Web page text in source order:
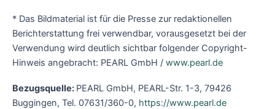
* Das Bildmaterial ist für die Presse zur redaktionellen
Berichterstattung frei verwendbar, vorausgesetzt bei der
Verwendung wird deutlich sichtbar folgender Copyright-
Hinweis angebracht: PEARL GmbH / www.pearl.de
Bezugsquelle: PEARL GmbH, PEARL-Str. 1-3, 79426
Buggingen, Tel. 07631/360-0, https://www.pearl.de